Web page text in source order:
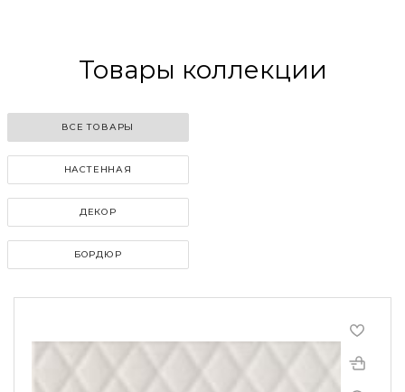
Товары коллекции
ВСЕ ТОВАРЫ
НАСТЕННАЯ
ДЕКОР
БОРДЮР